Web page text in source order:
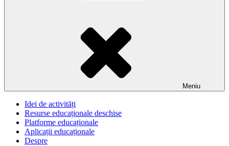
Meniu
Idei de activități
Resurse educaționale deschise
Platforme educaționale
Aplicații educaționale
Despre